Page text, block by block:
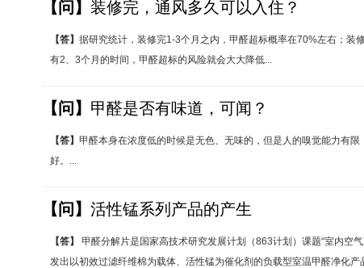
【问】 装修完，通风多久可以入住？
【答】 据研究统计，装修完1-3个月之内，甲醛超标概率在70%左右；装
有2、3个月的时间，甲醛超标的风险就会大大降低...
【问】 甲醛是否有味道，可闻？
【答】 甲醛本身在浓度低的时候是无色、无味的，但是人的嗅觉能力有
好。...
【问】 活性锰系列产品的产生
【答】
甲醛分解片是国家高技术研究发展计划（863计划）课题“室内空
发出以初效过滤纤维棉为载体、活性锰为催化剂的负载型室温甲醛净化